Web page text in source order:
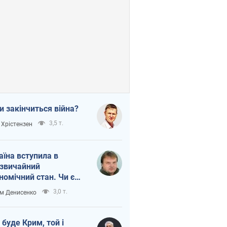
закінчиться війна?
3,5 т.
вступила в
стан. Чи є
вкінці тунелю?
Денисенко 3,0 т.
Крим, той і